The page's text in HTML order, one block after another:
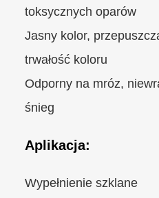
toksycznych oparów
Jasny kolor,
trwałość koloru
Odporny na mróz,
śnieg
Aplikacja:
Wypełnienie szklane